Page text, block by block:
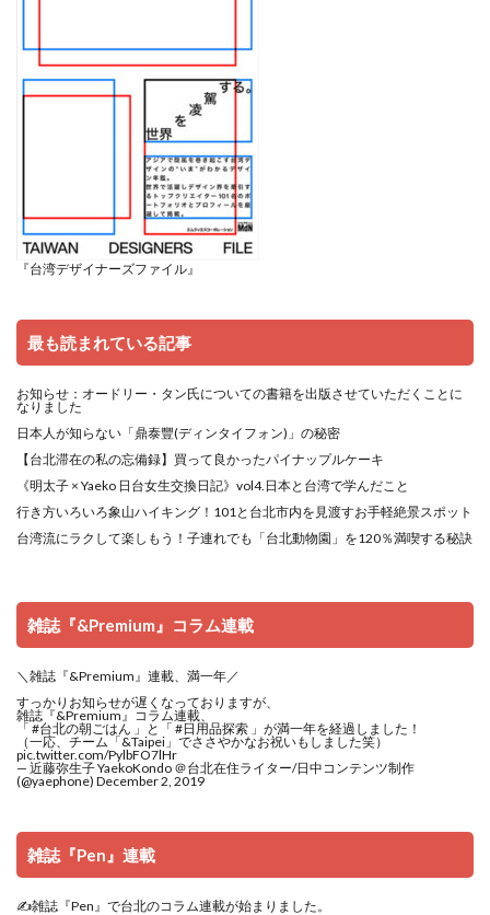
『台湾デザイナーズファイル』
最も読まれている記事
お知らせ：オードリー・タン氏についての書籍を出版させていただくことに
なりました
日本人が知らない「鼎泰豐(ディンタイフォン)」の秘密
【台北滞在の私の忘備録】買って良かったパイナップルケーキ
《明太子 × Yaeko 日台女生交換日記》vol4.日本と台湾で学んだこと
行き方いろいろ象山ハイキング！101と台北市内を見渡すお手軽絶景スポット
台湾流にラクして楽しもう！子連れでも「台北動物園」を120％満喫する秘訣
雑誌『&Premium』コラム連載
＼雑誌『&Premium』連載、満一年／
すっかりお知らせが遅くなっておりますが、
雑誌『&Premium』コラム連載、
「 #台北の朝ごはん 」と「 #日用品探索 」が満一年を経過しました！
（一応、チーム「&Taipei」でささやかなお祝いもしました笑）
pic.twitter.com/PylbFO7lHr
— 近藤弥生子 YaekoKondo ＠台北在住ライター/日中コンテンツ制作
(@yaephone) December 2, 2019
雑誌『Pen』連載
✍️雑誌『Pen』で台北のコラム連載が始まりました。